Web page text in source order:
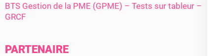
BTS Gestion de la PME (GPME) – Tests sur tableur –
GRCF
PARTENAIRE